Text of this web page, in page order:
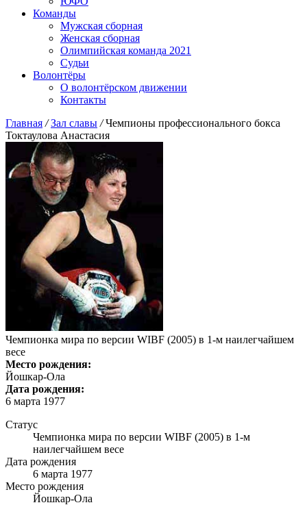
Команды
Мужская сборная
Женская сборная
Олимпийская команда 2021
Судьи
Волонтёры
О волонтёрском движении
Контакты
Главная / Зал славы /Чемпионы профессионального бокса
Токтаулова Анастасия
Чемпионка мира по версии WIBF (2005) в 1-м наилегчайшем
весе
Место рождения:
Йошкар-Ола
Дата рождения:
6 марта 1977
Статус
Чемпионка мира по версии WIBF (2005) в 1-м
наилегчайшем весе
Дата рождения
6 марта 1977
Место рождения
Йошкар-Ола